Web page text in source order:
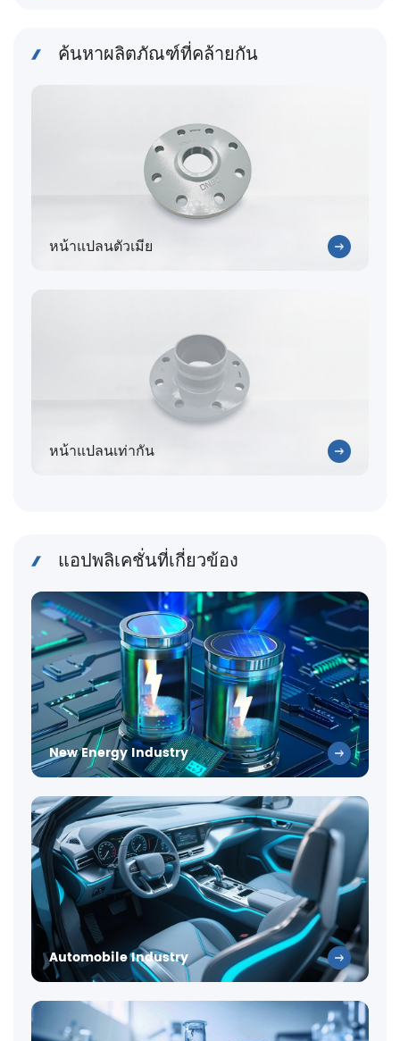
ค้นหาผลิตภัณฑ์ที่คล้ายกัน
หน้าแปลนตัวเมีย
หน้าแปลนเท่ากัน
แอปพลิเคชั่นที่เกี่ยวข้อง
New Energy Industry
Automobile Industry